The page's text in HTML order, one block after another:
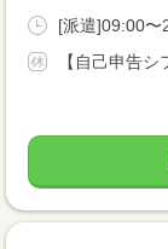
[派遣]09:00